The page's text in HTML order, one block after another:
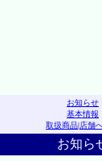
お知らせ
基本情報
取扱商品|店舗
お知ら